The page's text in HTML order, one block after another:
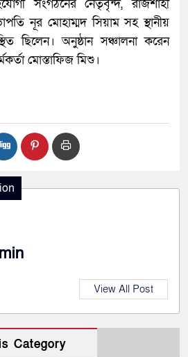
সংগঠনের নেতৃবৃন্দ, রাজশাহী
নূর মোহাম্মদ সিয়াম সহ স্থানীয়
ছিলেন। অনুষ্ঠান সঞ্চালনা করেন
মোস্তাফিজ মিশু।
View All Post
Category